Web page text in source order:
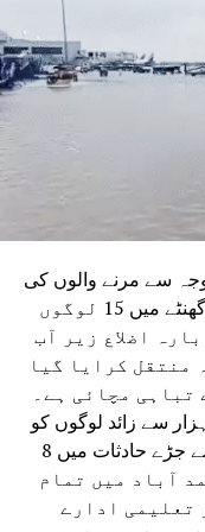
قدیمہ کے سروے آف
اس حکم کو بھی
کو اس مقام پر
سے مرنے والوں کی
تعداد 61 سے تجاوز کرگئی ہے۔چوبیس گھنٹے میں 15 لوگوں
اضلاع زیر آب
منتقل کرایا گیا
تباہی مچائی ہے۔
وہاں مسلسل بارش ہورہی ہے۔ 50 ہزار سے زائد لوگوں کو
دوسری جگہ منتقل کیا گیا ہے۔بارش سے جڑے حادثات میں 8
آباد میں تمام
تعلیمی ادارے